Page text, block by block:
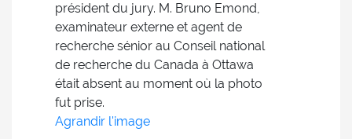
président du jury. M. Bruno Emond,
examinateur externe et agent de
recherche sénior au Conseil national
de recherche du Canada à Ottawa
était absent au moment où la photo
fut prise.
Agrandir l'image